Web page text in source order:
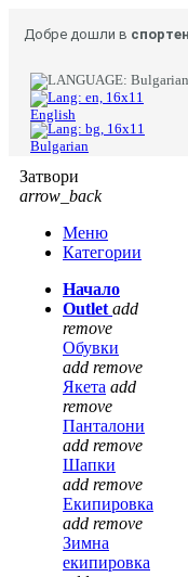
Добре дошли в
English
Bulgarian
Затвори
arrow_back
Меню
Категории
Начало
Outlet add
remove
Обувки
add remove
Якета add
remove
Панталони
add remove
Шапки
add remove
Екипировка
add remove
Зимна
екипировка